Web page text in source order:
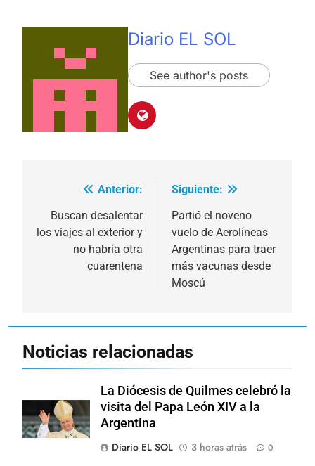
Diario EL SOL
See author's posts
Navegación
de
entradas
Anterior:
Buscan desalentar
los viajes al exterior y
no habría otra
cuarentena
Siguiente:
Partió el noveno
vuelo de Aerolíneas
Argentinas para traer
más vacunas desde
Moscú
Noticias relacionadas
La Diócesis de Quilmes celebró la
visita del Papa León XIV a la
Argentina
Diario EL SOL
3 horas atrás 0